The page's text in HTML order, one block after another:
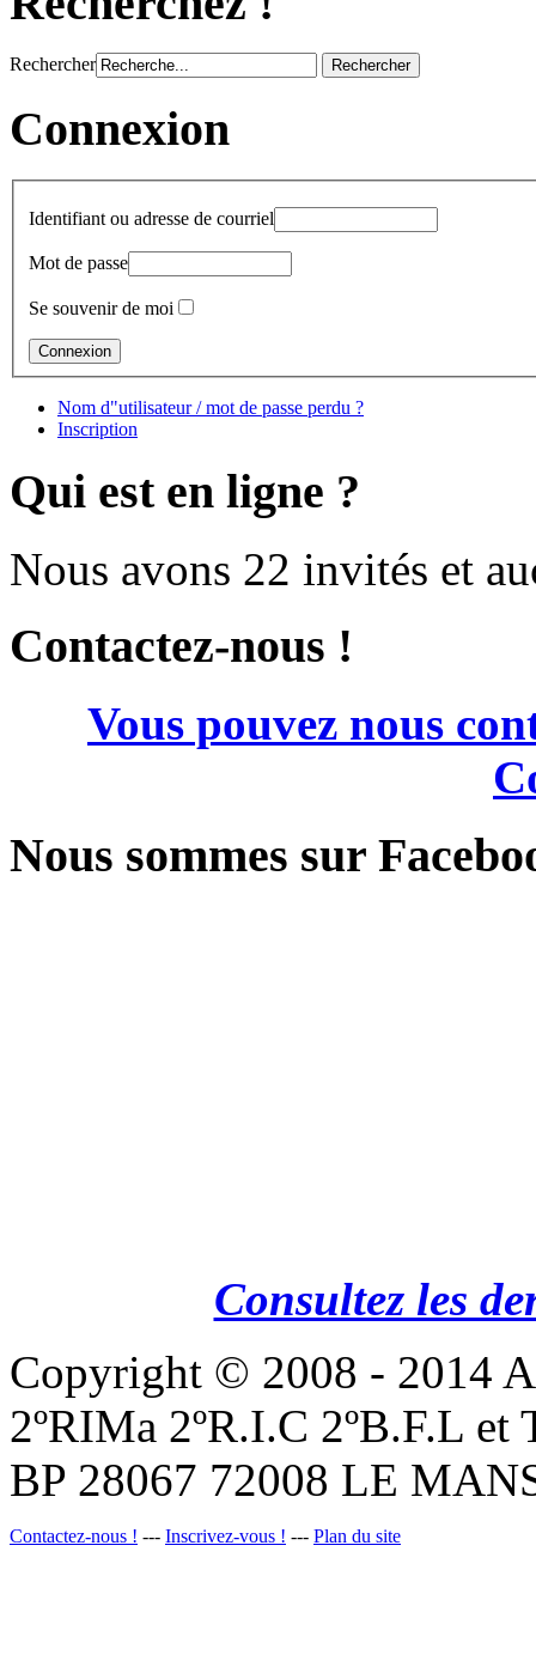
Rechercher
Connexion
Identifiant ou adresse de courriel
Mot de passe
Se souvenir de moi
Nom d"utilisateur / mot de passe perdu ?
Inscription
Qui est en ligne ?
Nous avons 22 invités et
Contactez-nous !
Vous pouvez nous
Nous sommes sur
Consultez les
Copyright © 2008 - 2014
2ºRIMa 2ºR.I.C 2ºB.F.L
BP 28067 72008 LE
Contactez-nous ! --- Inscrivez-vous ! --- Plan du site